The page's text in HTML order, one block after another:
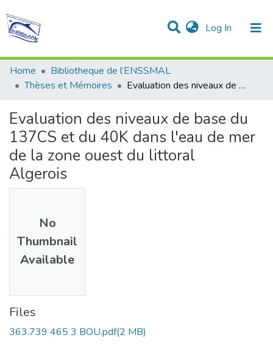
Log In (current)
Communities & Collections
Statistics
All of DSpace
Home
Bibliotheque de l’ENSSMAL
Thèses et Mémoires
Evaluation des niveaux de base du 137CS et du 40K dans l'eau de mer de la zone ouest du littoral Algerois
Evaluation des niveaux de base du
137CS et du 40K dans l'eau de mer
de la zone ouest du littoral
Algerois
No
Thumbnail
Available
Files
363.739 465 3 BOU.pdf(2 MB)